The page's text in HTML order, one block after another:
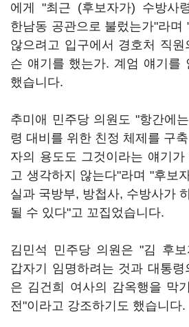
에게 "최근 (후보자가) 수방사
한남동 공관으로 불렀는가"라며
않으려고 입구에서 경호처 직
슨 얘기를 했는가. 계엄 얘기를
했습니다.
추미애 민주당 의원도 "항간에
령 대비를 위한 친정 체제를 구
자의 용도도 그것이라는 얘기
고 생각하지 않는다"라며 "후보
실과 국방부, 방첩사, 수방사가
될 수 있다"고 꼬집었습니다.
김민석 민주당 의원은 "김 후보
갑자기 임명하려는 것과 대통
은 김건희 여사의 감옥행을 막
전"이라고 강조하기도 했습니다.